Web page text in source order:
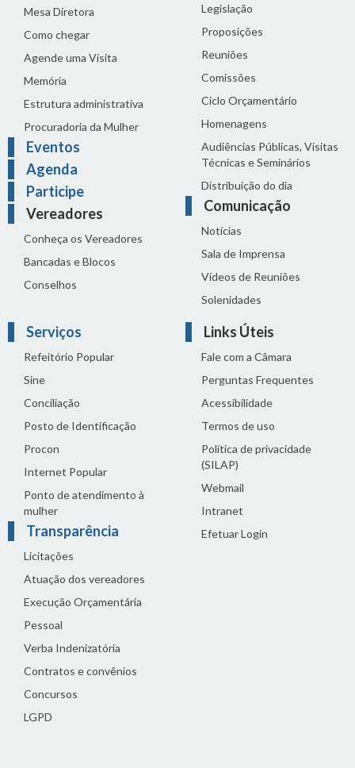
Mesa Diretora
Como chegar
Agende uma Visita
Memória
Estrutura administrativa
Procuradoria da Mulher
Eventos
Agenda
Participe
Vereadores
Conheça os Vereadores
Bancadas e Blocos
Conselhos
Legislação
Proposições
Reuniões
Comissões
Ciclo Orçamentário
Homenagens
Audiências Públicas, Visitas
Técnicas e Seminários
Distribuição do dia
Comunicação
Notícias
Sala de Imprensa
Vídeos de Reuniões
Solenidades
Serviços
Refeitório Popular
Sine
Conciliação
Posto de Identificação
Procon
Internet Popular
Ponto de atendimento à
mulher
Transparência
Licitações
Atuação dos vereadores
Execução Orçamentária
Pessoal
Verba Indenizatória
Contratos e convênios
Concursos
LGPD
Links Úteis
Fale com a Câmara
Perguntas Frequentes
Acessibilidade
Termos de uso
Política de privacidade
(SILAP)
Webmail
Intranet
Efetuar Login